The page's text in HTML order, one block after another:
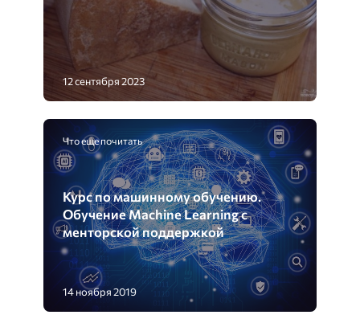
12 сентября 2023
Что еще почитать
Курс по машинному обучению.
Обучение Machine Learning с
менторской поддержкой
14 ноября 2019